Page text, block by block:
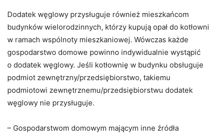
Dodatek węglowy przysługuje również mieszkańcom
budynków wielorodzinnych, którzy kupują opał do kotłowni
w ramach wspólnoty mieszkaniowej. Wówczas każde
gospodarstwo domowe powinno indywidualnie wystąpić
o dodatek węglowy. Jeśli kotłownię w budynku obsługuje
podmiot zewnętrzny/przedsiębiorstwo, takiemu
podmiotowi zewnętrznemu/przedsiębiorstwu dodatek
węglowy nie przysługuje.
– Gospodarstwom domowym mającym inne źródła